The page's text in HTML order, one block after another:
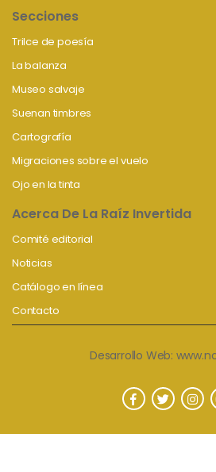
Secciones
Trilce de poesía
La balanza
Museo salvaje
Suenan timbres
Cartografía
Migraciones sobre el vuelo
Ojo en la tinta
Acerca De La Raíz Invertida
Comité editorial
Noticias
Catálogo en línea
Contacto
Desarrollo Web: